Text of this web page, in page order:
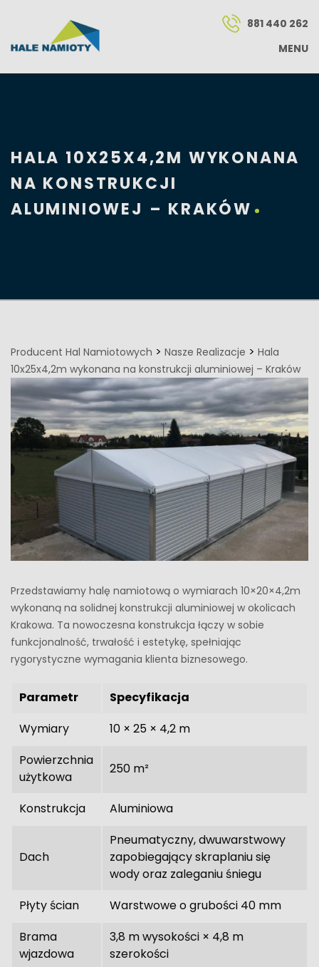
881 440 262
MENU
HALA 10X25X4,2M WYKONANA
NA KONSTRUKCJI
ALUMINIOWEJ – KRAKÓW
Producent Hal Namiotowych > Nasze Realizacje > Hala
10x25x4,2m wykonana na konstrukcji aluminiowej – Kraków
Przedstawiamy halę namiotową o wymiarach 10×20×4,2m
wykonaną na solidnej konstrukcji aluminiowej w okolicach
Krakowa. Ta nowoczesna konstrukcja łączy w sobie
funkcjonalność, trwałość i estetykę, spełniając
rygorystyczne wymagania klienta biznesowego.
Parametr
Specyfikacja
Wymiary
10 × 25 × 4,2 m
Powierzchnia
użytkowa
250 m²
Konstrukcja Aluminiowa
Dach
Pneumatyczny, dwuwarstwowy
zapobiegający skraplaniu się
wody oraz zaleganiu śniegu
Płyty ścian
Warstwowe o grubości 40 mm
Brama
wjazdowa
3,8 m wysokości × 4,8 m
szerokości